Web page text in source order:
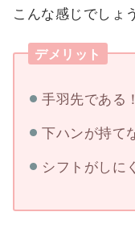
こんな感じでしょ
デメリット
手羽先である！
下ハンが持て
シフトがしに